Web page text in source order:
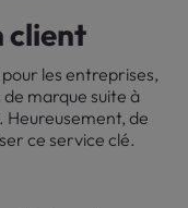
client
les entreprises,
marque suite à
Heureusement, de
ce service clé.